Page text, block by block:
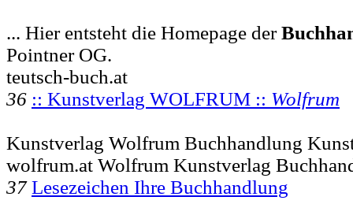
... Hier entsteht die Homepage der
Pointner OG.
teutsch-buch.at
36 :: Kunstverlag WOLFRUM :: Wolfrum
Kunstverlag Wolfrum Buchhandlung
wolfrum.at Wolfrum Kunstverlag
37 Lesezeichen Ihre Buchhandlung